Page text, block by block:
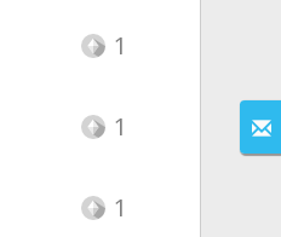
1
1
1